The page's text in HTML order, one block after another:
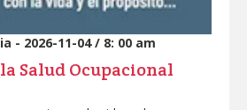
- 2026-11-04 / 8: 00 am
Salud Ocupacional